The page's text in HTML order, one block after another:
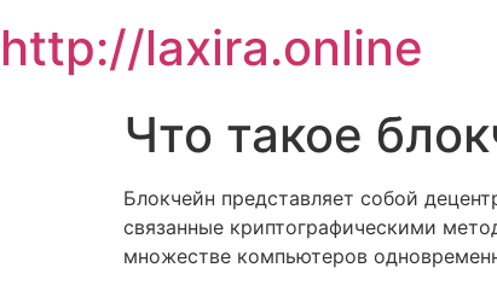
to
content
http://laxira.online
Что такое
Блокчейн представляет собой
связанные криптографическими
множестве компьютеров